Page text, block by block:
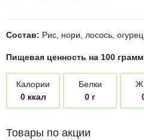
Состав: Рис, нори, лосось,
Пищевая ценность на 100
Калории
0 ккал
Белки
0 г
Товары по акции